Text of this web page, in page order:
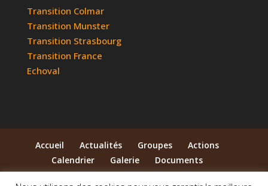
Transition Colmar
Transition Munster
Transition Strasbourg
Transition France
Echoval
Accueil Actualités Groupes
Actions
Calendrier
Galerie
Documents
Qui sommes-nous ?
Contact